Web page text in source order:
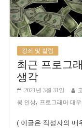
강좌 및 칼럼
최근 프로그
생각
2021년 3월 31일
봉 인상, 프로그래머 대우
( 이글은 작성자의 매